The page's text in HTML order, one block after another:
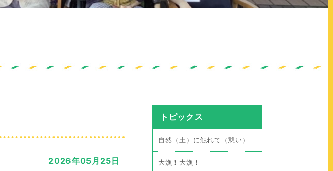
2026年05月25日
トピックス
自然（土）に触れて（憩い）
大漁！大漁！